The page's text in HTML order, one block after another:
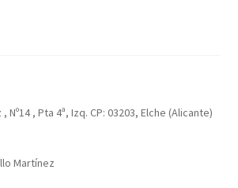
Nº14 , Pta 4ª, Izq. CP: 03203, Elche (Alicante)
Martínez